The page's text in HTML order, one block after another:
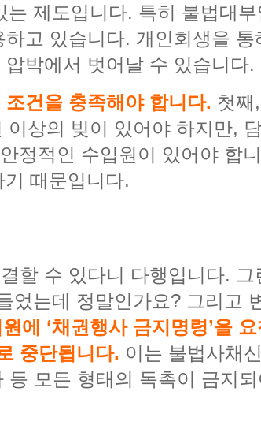
제도입니다. 특히 불법대
고 있습니다. 개인회생을
박에서 벗어날 수 있습니다.
건을 충족해야 합니다. 첫째
상의 빚이 있어야 하지만,
정적인 수입원이 있어야 합
때문입니다.
할 수 있다니 다행입니다. 그
는데 정말인가요? 그리고
에 ‘채권행사 금지명령’을
중단됩니다. 이는 불법사채
모든 형태의 독촉이 금지